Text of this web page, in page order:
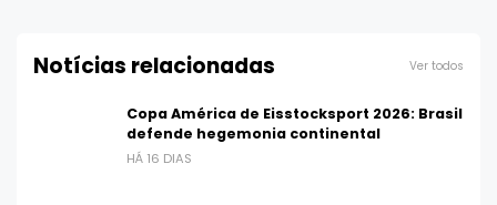
Notícias relacionadas Ver todos
Copa América de Eisstocksport 2026: Brasil
defende hegemonia continental
HÁ 16 DIAS